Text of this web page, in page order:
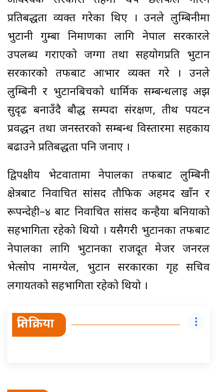
प्रतिबद्धता व्यक्त गरेका थिए । उनले लुम्बिनीमा
भुटानी गुम्बा निर्माणका लागि नेपाल सरकारले
उपलब्ध गराएको जग्गा तथा सहयोगप्रति भुटान
सरकारको तर्फबाट आभार व्यक्त गरे । उनले
लुम्बिनी र भुटानबिचको धार्मिक सम्बन्धलाई अझ
सुदृढ बनाउँदै बौद्ध सम्पदा संरक्षण, तीर्थ पर्यटन
प्रवर्द्धन तथा जनस्तरको सम्बन्ध विस्तारमा सहकार्य
बढाउने प्रतिबद्धता पनि जनाए ।
द्विपक्षीय भेटवार्तामा नेपालका तर्फबाट लुम्बिनी
क्षेत्रबाट निर्वाचित सांसद तौफिक अहमद खाँन र
रूपन्देही–४ बाट निर्वाचित सांसद कन्हैया बनियाको
सहभागिता रहेको थियो । यसैगरी भुटानका तर्फबाट
नेपालका लागि भुटानका राजदूत मेजर जनरल
भेत्सोप नामग्येल, भुटान सरकारका गृह सचिव
लगायतको सहभागिता रहेको थियो ।
प्रतिक्रिया